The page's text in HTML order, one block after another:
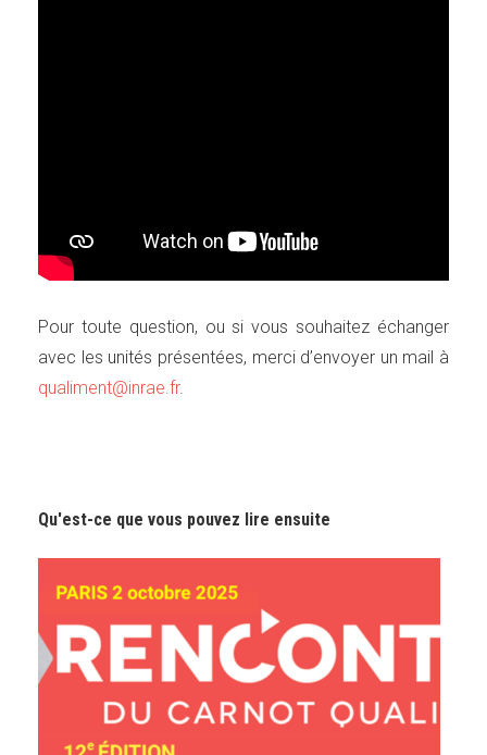
Pour toute question, ou si vous souhaitez échanger
avec les unités présentées, merci d’envoyer un mail à
qualiment@inrae.fr.
Qu'est-ce que vous pouvez lire ensuite